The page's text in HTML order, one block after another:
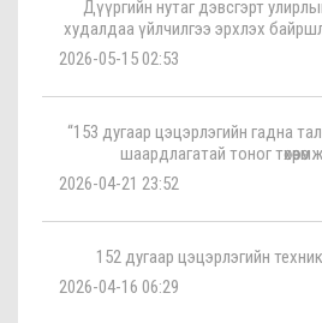
Дүүргийн нутаг дэвсгэрт
худалдаа үйлчилгээ эрхлэх
2026-05-15 02:53
“153 дугаар цэцэрлэгийн гадна
шаардлагатай тоног
2026-04-21 23:52
152 дугаар цэцэрлэгийн
2026-04-16 06:29